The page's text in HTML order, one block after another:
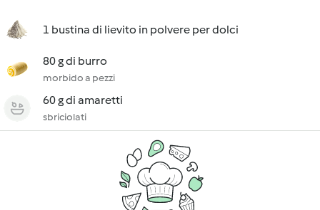
1 bustina di lievito in polvere per dolci
80 g di burro
morbido a pezzi
60 g di amaretti
sbriciolati